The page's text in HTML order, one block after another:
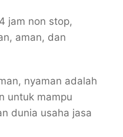
jam non stop,
aman, dan
nyaman adalah
untuk mampu
dunia usaha jasa